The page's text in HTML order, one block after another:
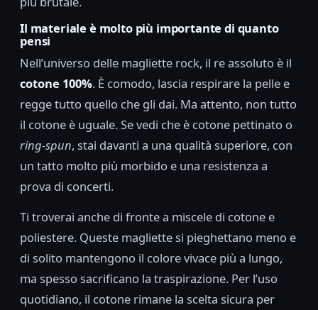
Il materiale è molto più importante di quanto
pensi
Nell’universo delle magliette rock, il re assoluto è il
cotone 100%. È comodo, lascia respirare la pelle e
regge tutto quello che gli dai. Ma attento, non tutto
il cotone è uguale. Se vedi che è cotone pettinato o
ring-spun, stai davanti a una qualità superiore, con
un tatto molto più morbido e una resistenza a
prova di concerti.
Ti troverai anche di fronte a miscele di cotone e
poliestere. Queste magliette si pieghettano meno e
di solito mantengono il colore vivace più a lungo,
ma spesso sacrificano la traspirazione. Per l’uso
quotidiano, il cotone rimane la scelta sicura per